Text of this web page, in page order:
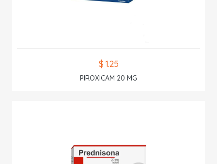
$ 1.25
PIROXICAM 20 MG